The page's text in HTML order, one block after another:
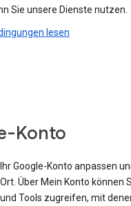
Sie unsere Dienste nutzen.
lesen
Konto
Ihr Google-Konto anpassen
Ort. Über Mein Konto können
und Tools zugreifen, mit